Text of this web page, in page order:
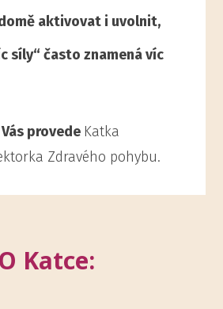
aktivovat i uvolnit,
síly“ často znamená víc
provede Katka
Zdravého pohybu.
O Katce: